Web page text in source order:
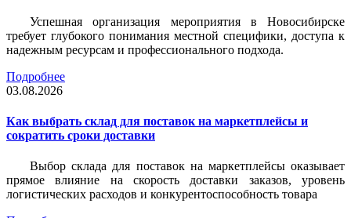
Успешная организация мероприятия в Новосибирске
требует глубокого понимания местной специфики, доступа к
надежным ресурсам и профессионального подхода.
Подробнее
03.08.2026
Как выбрать склад для поставок на маркетплейсы и
сократить сроки доставки
Выбор склада для поставок на маркетплейсы оказывает
прямое влияние на скорость доставки заказов, уровень
логистических расходов и конкурентоспособность товара